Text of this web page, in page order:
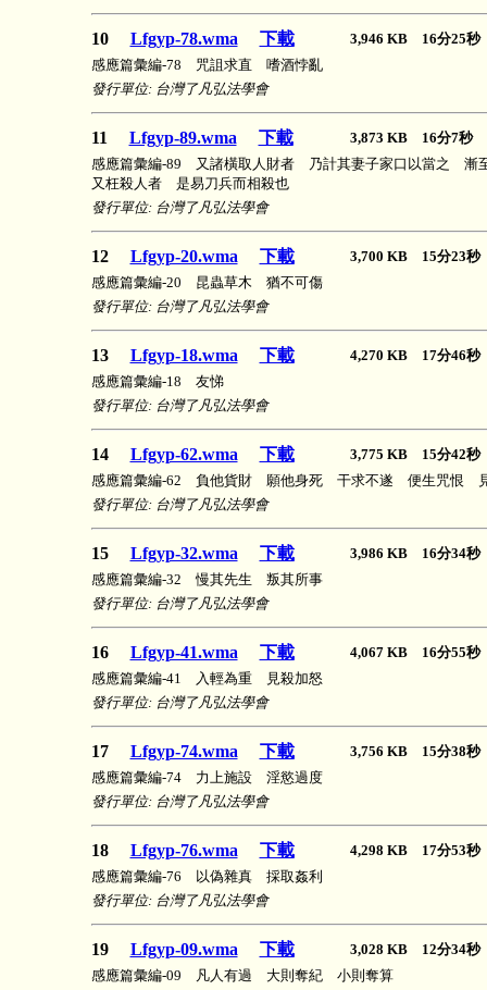
10 Lfgyp-78.wma 下載
3,946 KB 16分25
感應篇彙編-78 咒詛求直 嗜酒悖亂
發行單位: 台灣了凡弘法學會
11 Lfgyp-89.wma 下載 3,873 KB 16分7秒
感應篇彙編-89 又諸橫取人財者 乃計其妻子家口以當之
又枉殺人者 是易刀兵而相殺也
發行單位: 台灣了凡弘法學會
12 Lfgyp-20.wma 下載
3,700 KB 15分23
感應篇彙編-20 昆蟲草木 猶不可傷
發行單位: 台灣了凡弘法學會
13 Lfgyp-18.wma 下載
4,270 KB 17分46
感應篇彙編-18 友悌
發行單位: 台灣了凡弘法學會
14 Lfgyp-62.wma 下載
3,775 KB 15分42
感應篇彙編-62 負他貨財 願他身死 干求不遂 便生咒恨
發行單位: 台灣了凡弘法學會
15 Lfgyp-32.wma 下載
3,986 KB 16分34
感應篇彙編-32 慢其先生 叛其所事
發行單位: 台灣了凡弘法學會
16 Lfgyp-41.wma 下載
4,067 KB 16分55
感應篇彙編-41 入輕為重 見殺加怒
發行單位: 台灣了凡弘法學會
17 Lfgyp-74.wma 下載
3,756 KB 15分38
感應篇彙編-74 力上施設 淫慾過度
發行單位: 台灣了凡弘法學會
18 Lfgyp-76.wma 下載
4,298 KB 17分53
感應篇彙編-76 以偽雜真 採取姦利
發行單位: 台灣了凡弘法學會
19 Lfgyp-09.wma 下載
3,028 KB 12分34
感應篇彙編-09 凡人有過 大則奪紀 小則奪算